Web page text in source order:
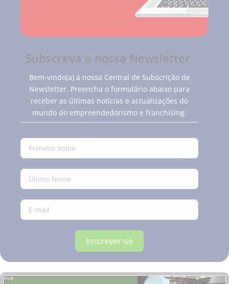
Subscreva a nossa Newsletter
Bem-vindo(a) à nossa Central de Subscrição de
Newsletter. Preencha o formulário abaixo para
receber as últimas notícias e actualizações do
mundo do empreendedorismo e franchising.
Inscrever-se
PUB